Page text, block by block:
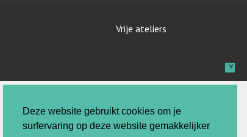
Deze website gebruikt cookies om je
surfervaring op deze website gemakkelijker
Vrije ateliers